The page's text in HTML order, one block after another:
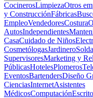
CocinerosLimpiezaOtros
y ConstrucciónFábricas
EmpleoVendedoresCostura
AutosIndependientes
CasaCuidado de Niños
CosmetólogasJardinero
SupervisoresMarketing y
PúblicasHotelesPlomeros
EventosBartendersDiseño
CienciasInternetAsistentes
MédicosComputación